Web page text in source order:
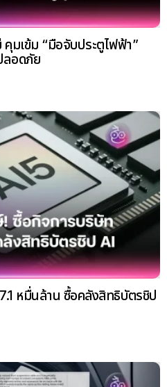
มเข้ม “มือจับประตูไฟฟ้า”
อดภัย
หมื่นล้าน ซื้อคลังสิทธิบัตรชิป